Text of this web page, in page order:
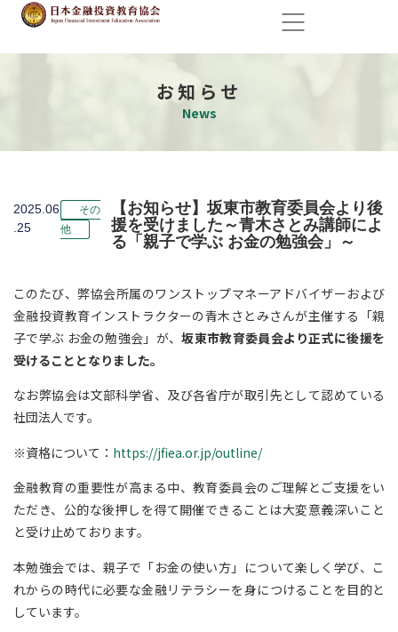
お知らせ
News
2025.06
.25
その
他
【お知らせ】坂東市教育委員会より後
援を受けました～青木さとみ講師によ
る「親子で学ぶ お金の勉強会」～
このたび、弊協会所属のワンストップマネーアドバイザーおよび
金融投資教育インストラクターの青木さとみさんが主催する「親
子で学ぶ お金の勉強会」が、坂東市教育委員会より正式に後援を
受けることとなりました。
なお弊協会は文部科学省、及び各省庁が取引先として認めている
社団法人です。
※資格について： https://jfiea.or.jp/outline/
金融教育の重要性が高まる中、教育委員会のご理解とご支援をい
ただき、公的な後押しを得て開催できることは大変意義深いこと
と受け止めております。
本勉強会では、親子で「お金の使い方」について楽しく学び、こ
れからの時代に必要な金融リテラシーを身につけることを目的と
しています。